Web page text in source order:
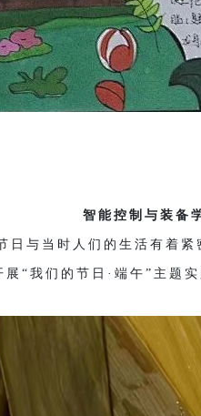
智能控制与装备
与当时人们的生活有着紧
“我们的节日·端午”主题实